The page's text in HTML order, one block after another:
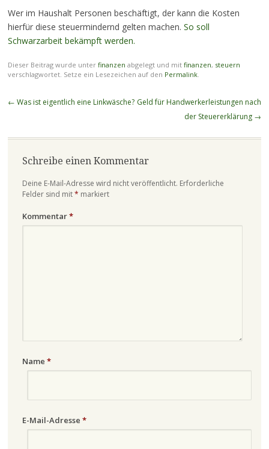
Wer im Haushalt Personen beschäftigt, der kann die Kosten
hierfür diese steuermindernd gelten machen. So soll
Schwarzarbeit bekämpft werden.
Dieser Beitrag wurde unter finanzen abgelegt und mit finanzen, steuern
verschlagwortet. Setze ein Lesezeichen auf den Permalink.
Beitragsnavigation
← Was ist eigentlich eine Linkwäsche? Geld für Handwerkerleistungen nach
der Steuererklärung →
Schreibe einen Kommentar
Deine E-Mail-Adresse wird nicht veröffentlicht. Erforderliche
Felder sind mit* markiert
Kommentar*
Name *
E-Mail-Adresse *